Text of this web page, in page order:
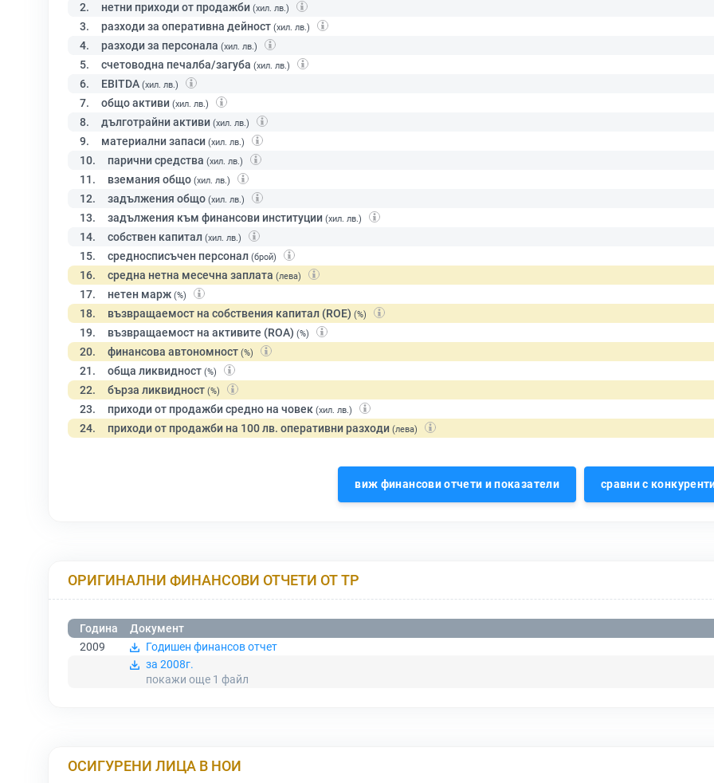
2. нетни приходи от продажби (хил. лв.)
3. разходи за оперативна дейност (хил. лв.)
4. разходи за персонала (хил. лв.)
5. счетоводна печалба/загуба (хил. лв.)
6. EBITDA (хил. лв.)
7. общо активи (хил. лв.)
8. дълготрайни активи (хил. лв.)
9. материални запаси (хил. лв.)
10. парични средства (хил. лв.)
11. вземания общо (хил. лв.)
12. задължения общо (хил. лв.)
13. задължения към финансови институции (хил. лв.)
14. собствен капитал (хил. лв.)
15. средносписъчен персонал (брой)
16. средна нетна месечна заплата (лева)
17. нетен марж (%)
18. възвращаемост на собствения капитал (ROE) (%)
19. възвращаемост на активите (ROA) (%)
20. финансова автономност (%)
21. обща ликвидност (%)
22. бърза ликвидност (%)
23. приходи от продажби средно на човек (хил. лв.)
24. приходи от продажби на 100 лв. оперативни разходи (лева)
виж финансови отчети и показатели сравни с
ОРИГИНАЛНИ ФИНАНСОВИ ОТЧЕТИ ОТ ТР
Година
Документ
2009
Годишен финансов отчет
за 2008г.
покажи още 1 файл
ОСИГУРЕНИ ЛИЦА В НОИ